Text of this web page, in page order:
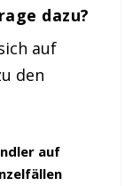
dazu?
auf
den
auf